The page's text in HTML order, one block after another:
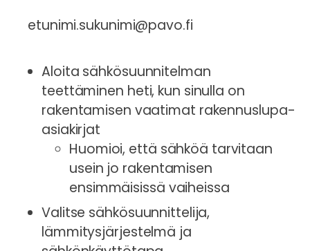
etunimi.sukunimi@pavo.fi
Aloita sähkösuunnitelman
teettäminen heti, kun sinulla on
rakentamisen vaatimat rakennuslupa-
asiakirjat
Huomioi, että sähköä tarvitaan
usein jo rakentamisen
ensimmäisissä vaiheissa
Valitse sähkösuunnittelija,
lämmitysjärjestelmä ja